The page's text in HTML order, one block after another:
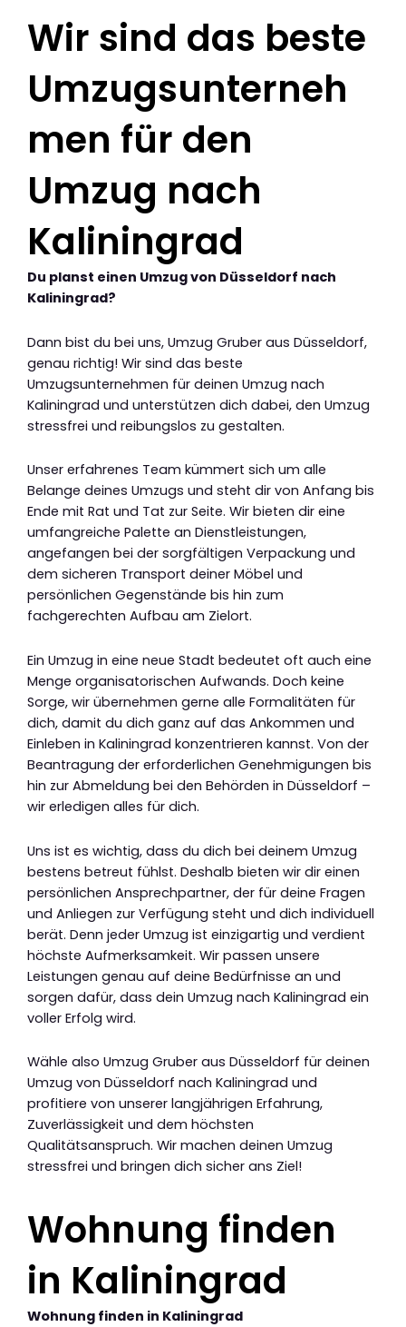
Wir sind das beste
Umzugsunterneh
men für den
Umzug nach
Kaliningrad
Du planst einen Umzug von Düsseldorf nach
Kaliningrad?
Dann bist du bei uns, Umzug Gruber aus Düsseldorf,
genau richtig! Wir sind das beste
Umzugsunternehmen für deinen Umzug nach
Kaliningrad und unterstützen dich dabei, den Umzug
stressfrei und reibungslos zu gestalten.
Unser erfahrenes Team kümmert sich um alle
Belange deines Umzugs und steht dir von Anfang bis
Ende mit Rat und Tat zur Seite. Wir bieten dir eine
umfangreiche Palette an Dienstleistungen,
angefangen bei der sorgfältigen Verpackung und
dem sicheren Transport deiner Möbel und
persönlichen Gegenstände bis hin zum
fachgerechten Aufbau am Zielort.
Ein Umzug in eine neue Stadt bedeutet oft auch eine
Menge organisatorischen Aufwands. Doch keine
Sorge, wir übernehmen gerne alle Formalitäten für
dich, damit du dich ganz auf das Ankommen und
Einleben in Kaliningrad konzentrieren kannst. Von der
Beantragung der erforderlichen Genehmigungen bis
hin zur Abmeldung bei den Behörden in Düsseldorf –
wir erledigen alles für dich.
Uns ist es wichtig, dass du dich bei deinem Umzug
bestens betreut fühlst. Deshalb bieten wir dir einen
persönlichen Ansprechpartner, der für deine Fragen
und Anliegen zur Verfügung steht und dich individuell
berät. Denn jeder Umzug ist einzigartig und verdient
höchste Aufmerksamkeit. Wir passen unsere
Leistungen genau auf deine Bedürfnisse an und
sorgen dafür, dass dein Umzug nach Kaliningrad ein
voller Erfolg wird.
Wähle also Umzug Gruber aus Düsseldorf für deinen
Umzug von Düsseldorf nach Kaliningrad und
profitiere von unserer langjährigen Erfahrung,
Zuverlässigkeit und dem höchsten
Qualitätsanspruch. Wir machen deinen Umzug
stressfrei und bringen dich sicher ans Ziel!
Wohnung finden
in Kaliningrad
Wohnung finden in Kaliningrad